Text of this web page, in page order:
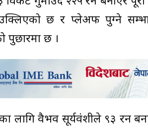
छ र प्लेअफ पुग्ने
पुछारमा छ ।
लागि वैभव सूर्यवंशीले ९३ रन